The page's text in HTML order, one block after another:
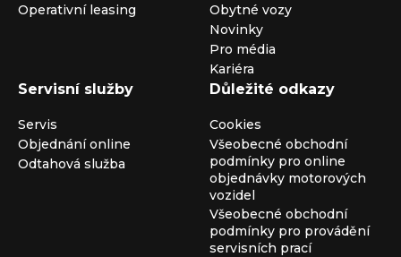
Operativní leasing
Obytné vozy
Novinky
Pro média
Kariéra
Servisní služby
Servis
Objednání online
Odtahová služba
Důležité odkazy
Cookies
Všeobecné obchodní
podmínky pro online
objednávky motorových
vozidel
Všeobecné obchodní
podmínky pro provádění
servisních prací